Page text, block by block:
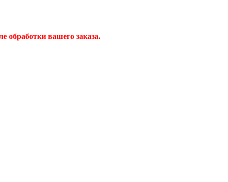
обработки вашего заказа.